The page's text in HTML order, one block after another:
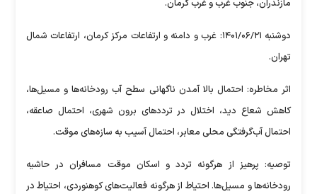
مازندران، جنوب غرب و غرب کرمان.
دوشنبه ۱۴۰۱/۰۶/۲۱: غرب و دامنه و ارتفاعات مرکز کرمان، ارتفاعات شمال
تهران.
اثر مخاطره: احتمال بالا آمدن ناگهانی سطح آب رودخانه‌ها و مسیل‌ها،
کاهش شعاع دید، اختلال در تردد‌های برون شهری، احتمال صاعقه،
احتمال آب‌گرفتگی محلی معابر، احتمال آسیب به سازه‌های موقت.
توصیه: پرهیز از هرگونه تردد و اسکان موقت مسافران در حاشیه
رودخانه‌ها و مسیل‌ها. احتیاط از هرگونه فعالیت‌های کوهنوردی، احتیاط در